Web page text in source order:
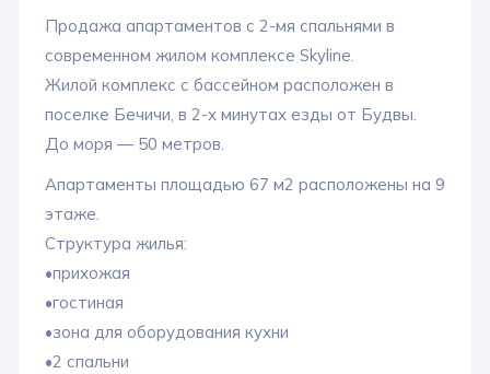
Продажа апартаментов с 2-мя спальнями в
современном жилом комплексе Skyline.
Жилой комплекс с бассейном расположен в
поселке Бечичи, в 2-х минутах езды от Будвы.
До моря — 50 метров.
Апартаменты площадью 67 м2 расположены на 9
этаже.
Структура жилья:
•прихожая
•гостиная
•зона для оборудования кухни
•2 спальни